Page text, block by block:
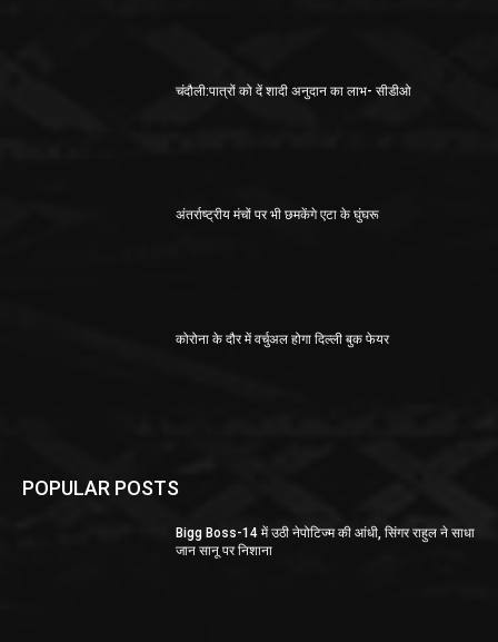
चंदौली:पात्रों को दें शादी अनुदान का लाभ- सीडीओ
अंतर्राष्ट्रीय मंचों पर भी छमकेंगे एटा के घुंघरू
कोरोना के दौर में वर्चुअल होगा दिल्ली बुक फेयर
POPULAR POSTS
Bigg Boss-14 में उठी नेपोटिज्म की आंधी, सिंगर राहुल ने साधा
जान सानू पर निशाना